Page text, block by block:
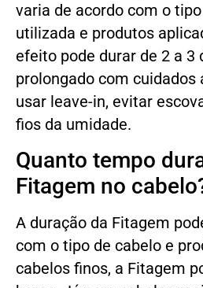
varia de acordo com o
utilizada e produtos
efeito pode durar de 2 a 3
prolongado com cuidados
usar leave-in, evitar
fios da umidade.
Quanto tempo
Fitagem no
A duração da Fitagem
com o tipo de cabelo e
cabelos finos, a Fitagem